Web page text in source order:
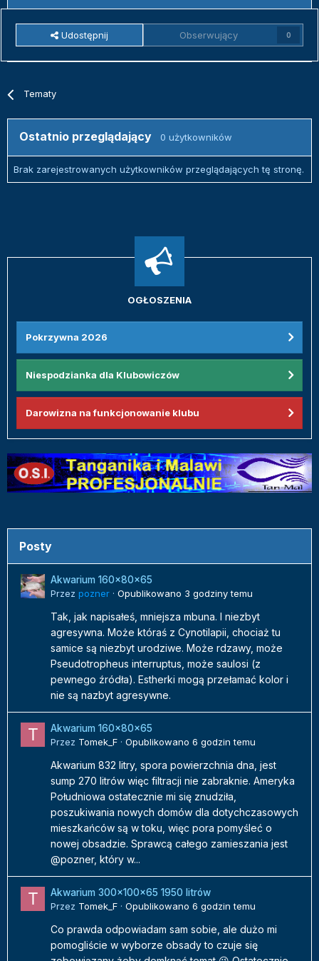
Udostępnij Obserwujący 0
Tematy
Ostatnio przeglądający 0 użytkowników
Brak zarejestrowanych użytkowników przeglądających tę stronę.
OGŁOSZENIA
Pokrzywna 2026
Niespodzianka dla Klubowiczów
Darowizna na funkcjonowanie klubu
Posty
Akwarium 160x80x65
Przez pozner · Opublikowano 3 godziny temu
Tak, jak napisałeś, mniejsza mbuna. I niezbyt
agresywna. Może któraś z Cynotilapii, chociaż tu
samice są niezbyt urodziwe. Może rdzawy, może
Pseudotropheus interruptus, może saulosi (z
pewnego źródła). Estherki mogą przełamać kolor i
nie są nazbyt agresywne.
Akwarium 160x80x65
Przez Tomek_F · Opublikowano 6 godzin temu
Akwarium 832 litry, spora powierzchnia dna, jest
sump 270 litrów więc filtracji nie zabraknie. Ameryka
Południowa ostatecznie mi się znudziła,
poszukiwania nowych domów dla dotychczasowych
mieszkańców są w toku, więc pora pomyśleć o
nowej obsadzie. Sprawcą całego zamieszania jest
@pozner, który w...
Akwarium 300x100x65 1950 litrów
Przez Tomek_F · Opublikowano 6 godzin temu
Co prawda odpowiadam sam sobie, ale dużo mi
pomogliście w wyborze obsady to czuje się